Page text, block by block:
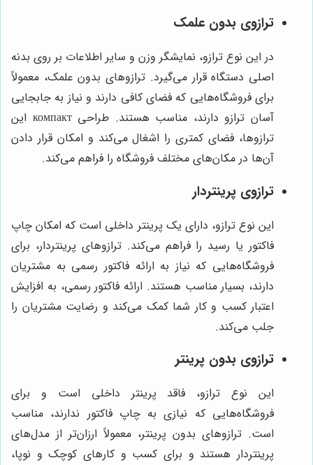
ترازوی بدون علمک
در این نوع ترازو، نمایشگر وزن و سایر اطلاعات بر روی بدنه
اصلی دستگاه قرار می‌گیرد. ترازوهای بدون علمک، معمولاً
برای فروشگاه‌هایی که فضای کافی دارند و نیاز به جابجایی
آسان ترازو دارند، مناسب هستند. طراحی компакт این
ترازوها، فضای کمتری را اشغال می‌کند و امکان قرار دادن
آن‌ها در مکان‌های مختلف فروشگاه را فراهم می‌کند.
ترازوی پرینتردار
این نوع ترازو، دارای یک پرینتر داخلی است که امکان چاپ
فاکتور یا رسید را فراهم می‌کند. ترازوهای پرینتردار، برای
فروشگاه‌هایی که نیاز به ارائه فاکتور رسمی به مشتریان
دارند، بسیار مناسب هستند. ارائه فاکتور رسمی، به افزایش
اعتبار کسب و کار شما کمک می‌کند و رضایت مشتریان را
جلب می‌کند.
ترازوی بدون پرینتر
این نوع ترازو، فاقد پرینتر داخلی است و برای
فروشگاه‌هایی که نیازی به چاپ فاکتور ندارند، مناسب
است. ترازوهای بدون پرینتر، معمولاً ارزان‌تر از مدل‌های
پرینتردار هستند و برای کسب و کارهای کوچک و نوپا،